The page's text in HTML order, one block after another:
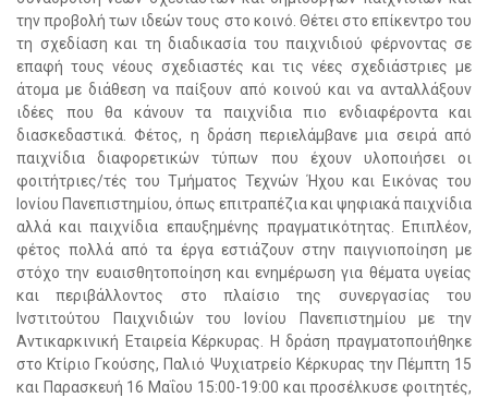
την προβολή των ιδεών τους στο κοινό. Θέτει στο επίκεντρο του
τη σχεδίαση και τη διαδικασία του παιχνιδιού φέρνοντας σε
επαφή τους νέους σχεδιαστές και τις νέες σχεδιάστριες με
άτομα με διάθεση να παίξουν από κοινού και να ανταλλάξουν
ιδέες που θα κάνουν τα παιχνίδια πιο ενδιαφέροντα και
διασκεδαστικά. Φέτος, η δράση περιελάμβανε μια σειρά από
παιχνίδια διαφορετικών τύπων που έχουν υλοποιήσει οι
φοιτήτριες/τές του Τμήματος Τεχνών Ήχου και Εικόνας του
Ιονίου Πανεπιστημίου, όπως επιτραπέζια και ψηφιακά παιχνίδια
αλλά και παιχνίδια επαυξημένης πραγματικότητας. Επιπλέον,
φέτος πολλά από τα έργα εστιάζουν στην παιγνιοποίηση με
στόχο την ευαισθητοποίηση και ενημέρωση για θέματα υγείας
και περιβάλλοντος στο πλαίσιο της συνεργασίας του
Ινστιτούτου Παιχνιδιών του Ιονίου Πανεπιστημίου με την
Αντικαρκινική Εταιρεία Κέρκυρας. Η δράση πραγματοποιήθηκε
στο Κτίριο Γκούσης, Παλιό Ψυχιατρείο Κέρκυρας την Πέμπτη 15
και Παρασκευή 16 Μαΐου 15:00-19:00 και προσέλκυσε φοιτητές,